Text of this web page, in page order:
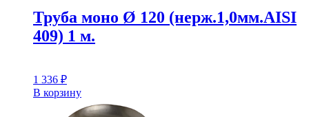
Труба моно Ø 120 (нерж.1,0мм.AISI
409) 1 м.
1 336 ₽
В корзину